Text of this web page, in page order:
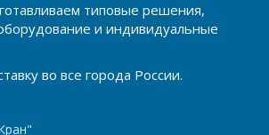
типовые решения,
и индивидуальные
во все города России.